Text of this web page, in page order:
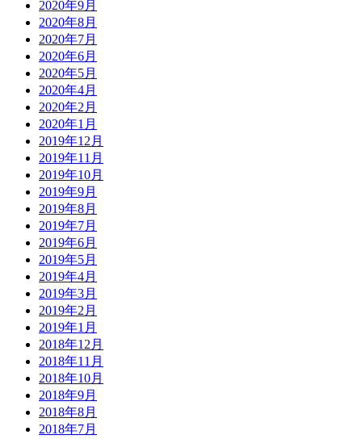
2020年9月
2020年8月
2020年7月
2020年6月
2020年5月
2020年4月
2020年2月
2020年1月
2019年12月
2019年11月
2019年10月
2019年9月
2019年8月
2019年7月
2019年6月
2019年5月
2019年4月
2019年3月
2019年2月
2019年1月
2018年12月
2018年11月
2018年10月
2018年9月
2018年8月
2018年7月